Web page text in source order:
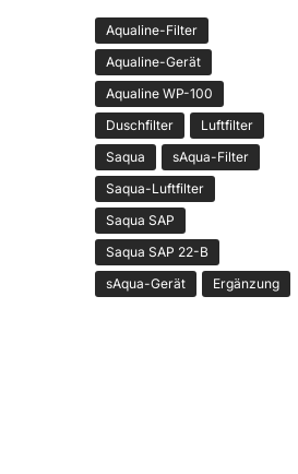
Aqualine-Filter
Aqualine-Gerät
Aqualine WP-100
Duschfilter
Luftfilter
Saqua
sAqua-Filter
Saqua-Luftfilter
Saqua SAP
Saqua SAP 22-B
sAqua-Gerät
Ergänzung